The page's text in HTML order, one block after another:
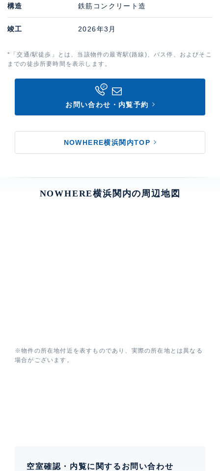
構造 鉄筋コンクリート造
竣工 2026年3月
*「交通/駅徒歩」とは、当該物件の最寄駅(路線)、バス停、およびそこ
までの徒歩所要時間を表示します。
お問い合わせ・内覧予約
NOWHERE横浜関内TOP
NOWHERE横浜関内の周辺地図
※物件の所在地付近を表すものであり、実際の所在地とは異なる
場合がございます。
空室確認・内覧に関するお問い合わせ